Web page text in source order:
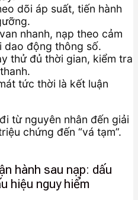
dõi áp suất, tiến hành
nhanh, nạp theo cảm
dao động thông số.
thử đủ thời gian, kiểm tra
tức thời là kết luận
từ nguyên nhân đến giải
chứng đến “vá tạm”.
hành sau nạp: dấu
hiệu nguy hiểm